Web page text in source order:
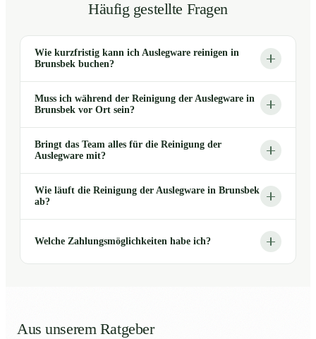
Häufig gestellte Fragen
Wie kurzfristig kann ich Auslegware reinigen in
Brunsbek buchen?
Muss ich während der Reinigung der Auslegware in
Brunsbek vor Ort sein?
Bringt das Team alles für die Reinigung der
Auslegware mit?
Wie läuft die Reinigung der Auslegware in Brunsbek
ab?
Welche Zahlungsmöglichkeiten habe ich?
Aus unserem Ratgeber